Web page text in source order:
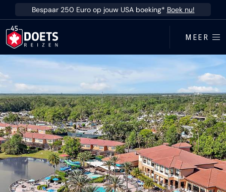
Ga direct naar inhoud
Bespaar 250 Euro op jouw USA boeking* Boek nu!
MEER